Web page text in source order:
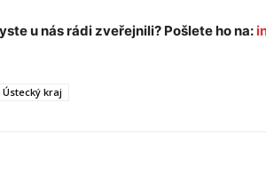
u nás rádi zveřejnili? Pošlete ho na:
Ústecký kraj